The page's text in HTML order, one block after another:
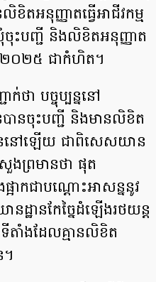
តអនុញ្ញាតធ្វើអាជីវកម្ម​
ចុះបញ្ជី និងលិខិតអនុញ្ញាត
ាំ២០២៥ ជាកំហិត។
ថា បច្ចុប្បន្ននៅ
ានចុះបញ្ជី និងមានលិខិត
ាននៅឡើយ ជាពិសេសយាន
សួងព្រមានថា ផុត
ាកជាបណ្តោះអាសន្ននូវ
ដ្ឋានកែច្នៃដំឡើងរថយន្ត
តាំងដែលគ្មានលិខិត
។​​